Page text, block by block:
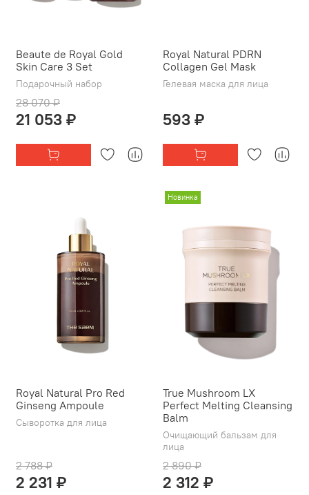
Beaute de Royal Gold
Skin Care 3 Set
Подарочный набор
28 070 ₽
21 053 ₽
Royal Natural PDRN
Collagen Gel Mask
Гелевая маска для лица
593 ₽
Royal Natural Pro Red
Ginseng Ampoule
Сыворотка для лица
2 788 ₽
2 231 ₽
Новинка
True Mushroom LX
Perfect Melting Cleansing
Balm
Очищающий бальзам для
лица
2 890 ₽
2 312 ₽